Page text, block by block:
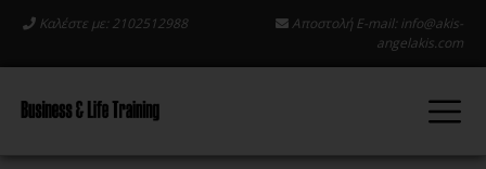
Καλέστε με: 2102512988 Αποστολή E-mail: info@akis-
angelakis.com